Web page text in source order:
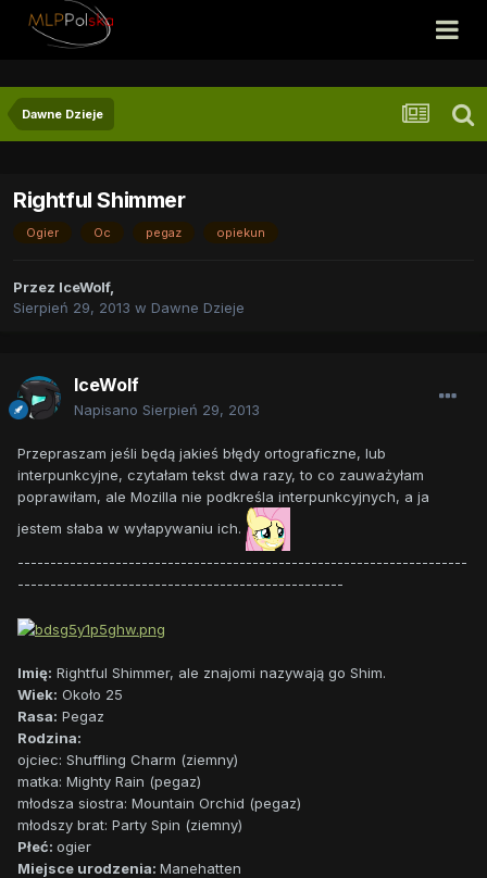
Dawne Dzieje
Rightful Shimmer
Ogier Oc pegaz opiekun
Przez IceWolf,
Sierpień 29, 2013 w Dawne Dzieje
IceWolf
Napisano Sierpień 29, 2013
Przepraszam jeśli będą jakieś błędy ortograficzne, lub
interpunkcyjne, czytałam tekst dwa razy, to co zauważyłam
poprawiłam, ale Mozilla nie podkreśla interpunkcyjnych, a ja
jestem słaba w wyłapywaniu ich.
---------------------------------------------------------------------
--------------------------------------------------
Imię: Rightful Shimmer, ale znajomi nazywają go Shim.
Wiek: Około 25
Rasa: Pegaz
Rodzina:
ojciec: Shuffling Charm (ziemny)
matka: Mighty Rain (pegaz)
młodsza siostra: Mountain Orchid (pegaz)
młodszy brat: Party Spin (ziemny)
Płeć: ogier
Miejsce urodzenia: Manehatten